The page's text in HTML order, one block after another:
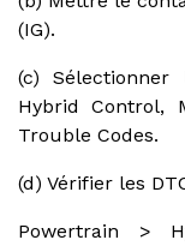
(IG).
(c)
Hybrid Control,
Trouble Codes.
(d) Vérifier les
Powertrain >